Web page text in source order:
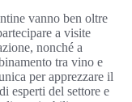
vanno ben oltre
a visite
nonché a
tra vino e
per apprezzare il
esperti del settore e